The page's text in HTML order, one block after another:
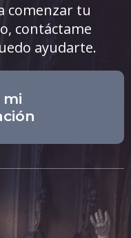
comenzar tu
contáctame
ayudarte.
mi